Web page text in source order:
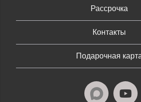
Рассрочка
Контакты
Подарочная